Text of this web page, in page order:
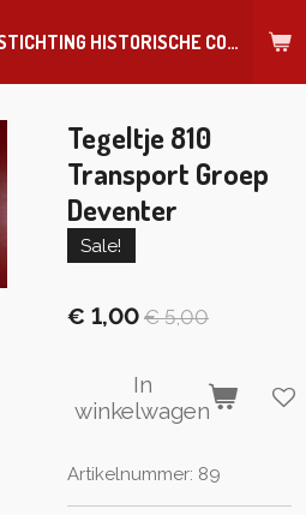
WEBSHOP STICHTING HISTORISCHE COLLECTIE REGIMENT
Tegeltje 810
Transport Groep
Deventer
Sale!
€ 1,00 € 5,00
In
winkelwagen
Artikelnummer: 89